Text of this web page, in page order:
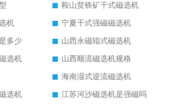
鞍山贫铁矿干式磁选机
机
宁夏干式强磁磁选机
多少
山西永磁辊式磁选机
选机
山西顺流磁选机规格
海南湿式逆流磁选机
选机
江苏河沙磁选机是强磁吗